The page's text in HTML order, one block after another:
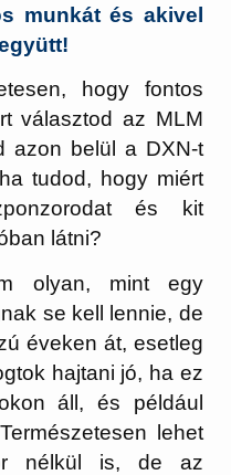
munkát és akivel
hogy fontos
választod az MLM
azon belül a DXN-t
tudod, hogy miért
és kit
látni?
olyan, mint egy
se kell lennie, de
éveken át, esetleg
hajtani jó, ha ez
áll, és például
lehet
nélkül is, de az